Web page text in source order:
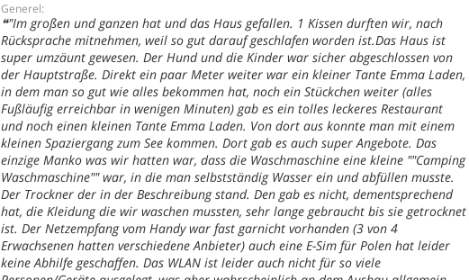
Generel:
"Im großen und ganzen hat und das Haus gefallen. 1 Kissen durften wir, nach
Rücksprache mitnehmen, weil so gut darauf geschlafen worden ist.Das Haus ist
super umzäunt gewesen. Der Hund und die Kinder war sicher abgeschlossen von
der Hauptstraße. Direkt ein paar Meter weiter war ein kleiner Tante Emma Laden,
in dem man so gut wie alles bekommen hat, noch ein Stückchen weiter (alles
Fußläufig erreichbar in wenigen Minuten) gab es ein tolles leckeres Restaurant
und noch einen kleinen Tante Emma Laden. Von dort aus konnte man mit einem
kleinen Spaziergang zum See kommen. Dort gab es auch super Angebote. Das
einzige Manko was wir hatten war, dass die Waschmaschine eine kleine ""Camping
Waschmaschine"" war, in die man selbstständig Wasser ein und abfüllen musste.
Der Trockner der in der Beschreibung stand. Den gab es nicht, dementsprechend
hat, die Kleidung die wir waschen mussten, sehr lange gebraucht bis sie getrocknet
ist. Der Netzempfang vom Handy war fast garnicht vorhanden (3 von 4
Erwachsenen hatten verschiedene Anbieter) auch eine E-Sim für Polen hat leider
keine Abhilfe geschaffen. Das WLAN ist leider auch nicht für so viele